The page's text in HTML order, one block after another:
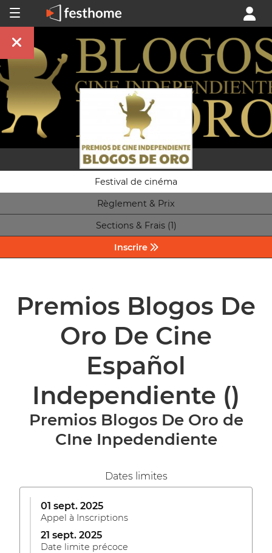
Festival de cinéma
Règlement & Prix
Sections & Frais (1)
Inscrire
Premios Blogos De
Oro De Cine
Español
Independiente ()
Premios Blogos De Oro de
CIne Inpedendiente
Dates limites
01 sept. 2025
Appel à Inscriptions
21 sept. 2025
Date limite précoce